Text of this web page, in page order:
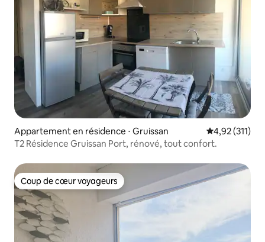
Appartement en résidence ⋅ Gruissan Évaluation
4,92 (311)
T2 Résidence Gruissan Port, rénové, tout confort.
Coup de cœur voyageurs
Coup de cœur voyageurs